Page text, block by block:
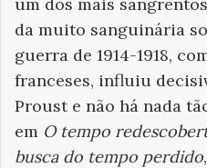
da muito sanguinária
guerra de 1914-1918,
franceses, influiu
Proust e não há nada
em O tempo
busca do tempo perdido